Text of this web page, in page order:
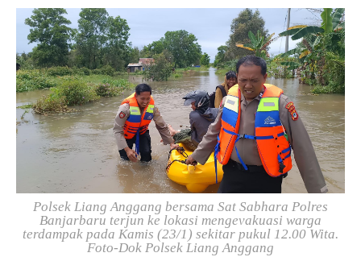
Polsek Liang Anggang bersama Sat Sabhara Polres
Banjarbaru terjun ke lokasi mengevakuasi warga
terdampak pada Kamis (23/1) sekitar pukul 12.00 Wita.
Foto-Dok Polsek Liang Anggang